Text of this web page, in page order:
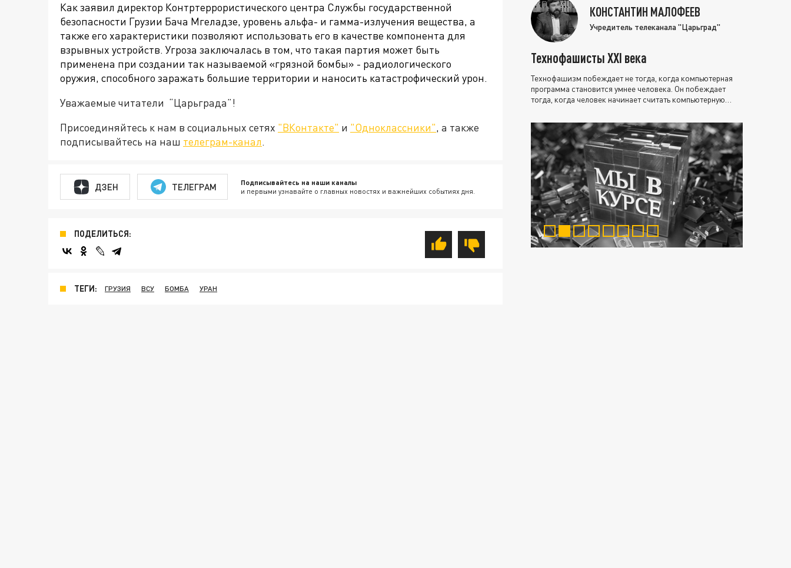
Как заявил директор Контртеррористического центра Службы государственной
безопасности Грузии Бача Мгеладзе, уровень альфа- и гамма-излучения вещества, а
также его характеристики позволяют использовать его в качестве компонента для
взрывных устройств. Угроза заключалась в том, что такая партия может быть
применена при создании так называемой «грязной бомбы» - радиологического
оружия, способного заражать большие территории и наносить катастрофический урон.
Уважаемые читатели “Царьграда”!
Присоединяйтесь к нам в социальных сетях "ВКонтакте" и "Одноклассники", а также
подписывайтесь на наш телеграм-канал.
ДЗЕН ТЕЛЕГРАМ Подписывайтесь на наши каналы
и первыми узнавайте о главных новостях и важнейших событиях дня.
ПОДЕЛИТЬСЯ:
ТЕГИ: ГРУЗИЯ ВСУ БОМБА УРАН
КОНСТАНТИН МАЛОФЕЕВ
Учредитель телеканала "Царьград"
Технофашисты XXI века
Технофашизм побеждает не тогда, когда компьютерная
программа становится умнее человека. Он побеждает
тогда, когда человек начинает считать компьютерную